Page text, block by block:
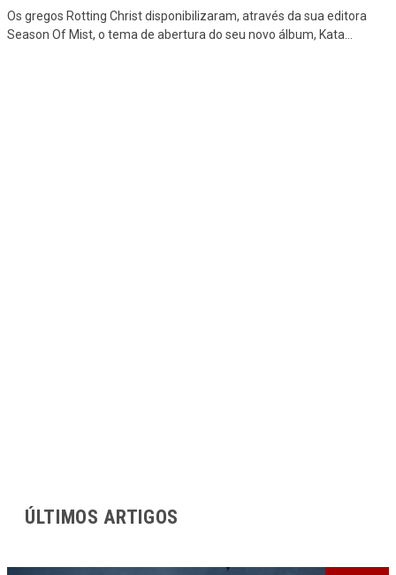
Os gregos Rotting Christ disponibilizaram, através da sua editora
Season Of Mist, o tema de abertura do seu novo álbum, Kata...
ÚLTIMOS ARTIGOS